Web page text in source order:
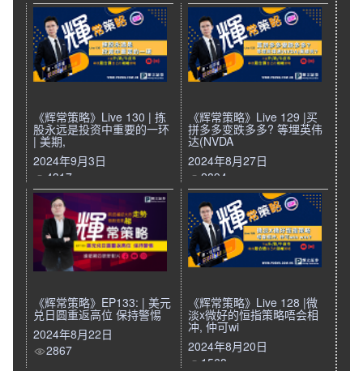
《辉常策略》Live 130 | 拣
股永远是投资中重要的一环
| 美期,
2024年9月3日
4317
《辉常策略》Live 129 |买
拼多多变跌多多? 等埋英伟
达(NVDA
2024年8月27日
2894
《辉常策略》EP133: | 美元
兑日圆重返高位 保持警惕
2024年8月22日
2867
《辉常策略》Live 128 |微
淡x微好的恒指策略唔会相
冲, 仲可wi
2024年8月20日
1568